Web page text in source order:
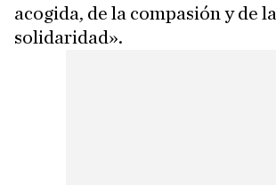
acogida, de la compasión y de la
solidaridad».